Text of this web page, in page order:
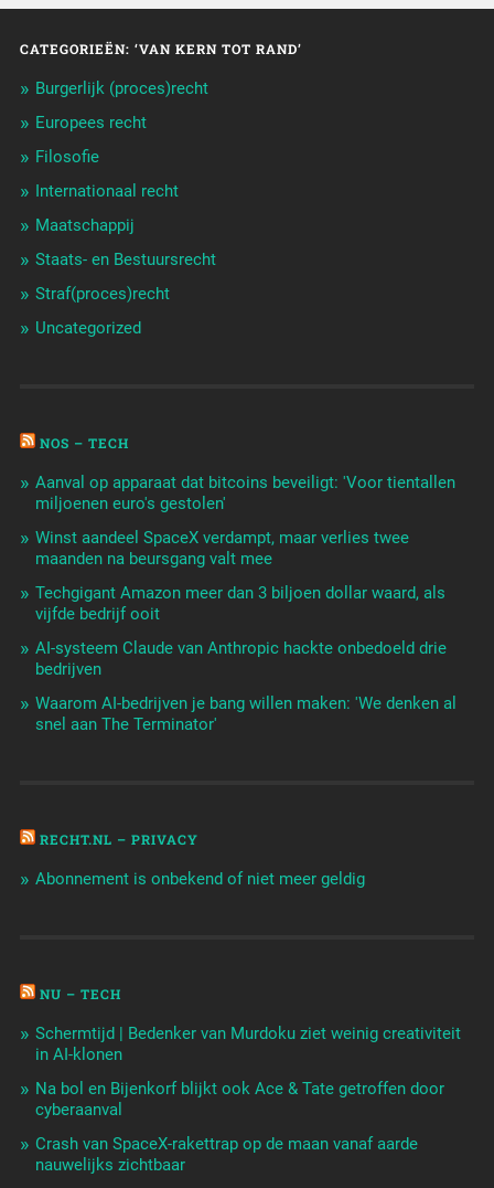
CATEGORIEËN: ‘VAN KERN TOT RAND’
Burgerlijk (proces)recht
Europees recht
Filosofie
Internationaal recht
Maatschappij
Staats- en Bestuursrecht
Straf(proces)recht
Uncategorized
NOS – TECH
Aanval op apparaat dat bitcoins beveiligt: 'Voor tientallen
miljoenen euro's gestolen'
Winst aandeel SpaceX verdampt, maar verlies twee
maanden na beursgang valt mee
Techgigant Amazon meer dan 3 biljoen dollar waard, als
vijfde bedrijf ooit
AI-systeem Claude van Anthropic hackte onbedoeld drie
bedrijven
Waarom AI-bedrijven je bang willen maken: 'We denken al
snel aan The Terminator'
RECHT.NL – PRIVACY
Abonnement is onbekend of niet meer geldig
NU – TECH
Schermtijd | Bedenker van Murdoku ziet weinig creativiteit
in AI-klonen
Na bol en Bijenkorf blijkt ook Ace & Tate getroffen door
cyberaanval
Crash van SpaceX-rakettrap op de maan vanaf aarde
nauwelijks zichtbaar